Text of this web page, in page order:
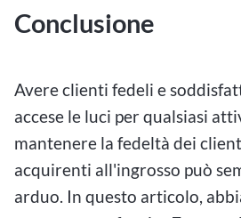
Conclusione
Avere clienti fedeli e
accese le luci per qualsiasi
mantenere la fedeltà dei
acquirenti all'ingrosso può
arduo. In questo articolo,